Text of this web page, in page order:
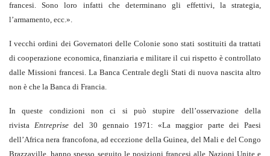
francesi. Sono loro infatti che determinano gli effettivi, la strategia,
l’armamento, ecc.».
I vecchi ordini dei Governatori delle Colonie sono stati sostituiti da trattati
di cooperazione economica, finanziaria e militare il cui rispetto è controllato
dalle Missioni francesi. La Banca Centrale degli Stati di nuova nascita altro
non è che la Banca di Francia.
In queste condizioni non ci si può stupire dell’osservazione della
rivistaEntreprise del 30 gennaio 1971: «La maggior parte dei Paesi
dell’Africa nera francofona, ad eccezione della Guinea, del Mali e del Congo
Brazzaville, hanno spesso seguito le posizioni francesi alle Nazioni Unite e